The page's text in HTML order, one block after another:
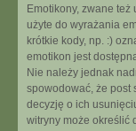
Emotikony, zwane też
użyte do wyrażania
krótkie kody, np. :)
emotikon jest
Nie należy jednak
spowodować, że post
decyzję o ich
witryny może określić